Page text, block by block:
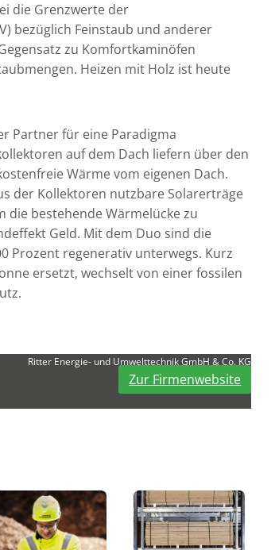
die Grenzwerte der
bezüglich Feinstaub und anderer
zu Komfortkaminöfen
Heizen mit Holz ist heute
Partner für eine Paradigma
auf dem Dach liefern über den
Wärme vom eigenen Dach.
der Kollektoren nutzbare Solarerträge
die bestehende Wärmelücke zu
Geld. Mit dem Duo sind die
Prozent regenerativ unterwegs. Kurz
ersetzt, wechselt von einer fossilen
Ritter Energie- und Umwelttechnik GmbH & Co. KG
Zur Firmenwebsite